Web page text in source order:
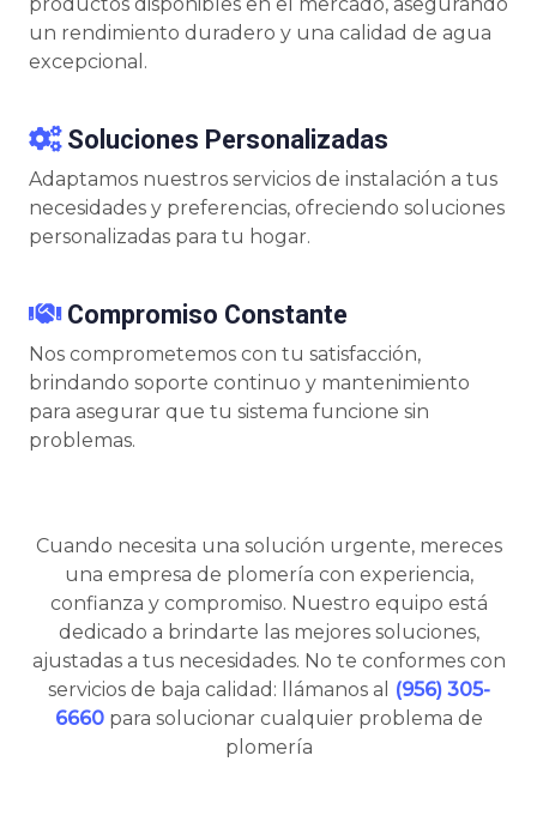
un rendimiento duradero y una calidad de agua
excepcional.
Soluciones Personalizadas
Adaptamos nuestros servicios de instalación a tus
necesidades y preferencias, ofreciendo soluciones
personalizadas para tu hogar.
Compromiso Constante
Nos comprometemos con tu satisfacción,
brindando soporte continuo y mantenimiento
para asegurar que tu sistema funcione sin
problemas.
Cuando necesita una solución urgente, mereces
una empresa de plomería con experiencia,
confianza y compromiso. Nuestro equipo está
dedicado a brindarte las mejores soluciones,
ajustadas a tus necesidades. No te conformes con
servicios de baja calidad: llámanos al
(956) 305-
6660para solucionar cualquier problema de
plomería